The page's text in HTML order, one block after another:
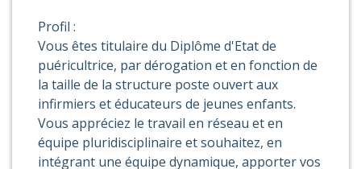
Profil :
Vous êtes titulaire du Diplôme d'Etat de
puéricultrice, par dérogation et en fonction de
la taille de la structure poste ouvert aux
infirmiers et éducateurs de jeunes enfants.
Vous appréciez le travail en réseau et en
équipe pluridisciplinaire et souhaitez, en
intégrant une équipe dynamique, apporter vos